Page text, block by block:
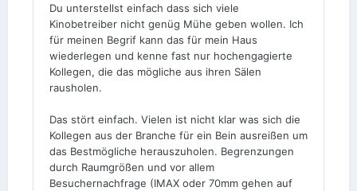
Viel zu viel Text diesbezüglich. Sorry noch
mal, Ich sollte mich etwas zurückhalten in
Zukunft.
Du unterstellst einfach dass sich viele
Kinobetreiber nicht genüg Mühe geben wollen. Ich
für meinen Begrif kann das für mein Haus
wiederlegen und kenne fast nur hochengagierte
Kollegen, die das mögliche aus ihren Sälen
rausholen.
Das stört einfach. Vielen ist nicht klar was sich die
Kollegen aus der Branche für ein Bein ausreißen um
das Bestmögliche herauszuholen. Begrenzungen
durch Raumgrößen und vor allem
Besuchernachfrage (IMAX oder 70mm gehen auf